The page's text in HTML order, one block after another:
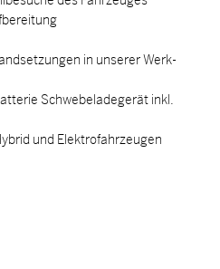
in un­se­rer Werk­
Schwe­be­la­de­ge­rät inkl.
und Elek­tro­fahr­zeu­gen